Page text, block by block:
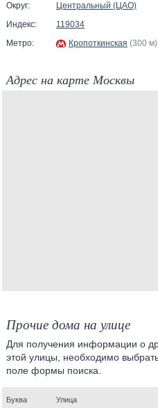
Округ:
Центральный (ЦАО)
Индекс:
119034
Метро:
Кропоткинская (300 м)
Адрес на карте Москвы
Прочие дома на улице
Для получения информации о
этой улицы, необходимо
поле формы поиска.
Буква Улица